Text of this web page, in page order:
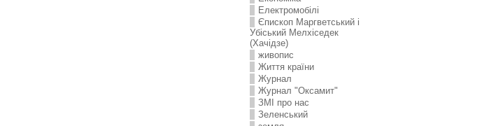
Електромобілі
Єпископ Маргветський і
Убіський Мелхіседек
(Хачідзе)
живопис
Життя країни
Журнал
Журнал "Оксамит"
ЗMI про нас
Зеленський